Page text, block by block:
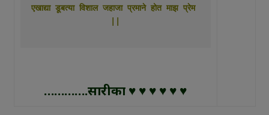
एखाद्या डूबत्या विशाल जहाजा प्रमाने होत माझ प्रेम
||
………….सारीका ♥ ♥ ♥ ♥ ♥ ♥